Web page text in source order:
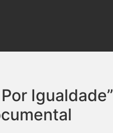
Igualdade”